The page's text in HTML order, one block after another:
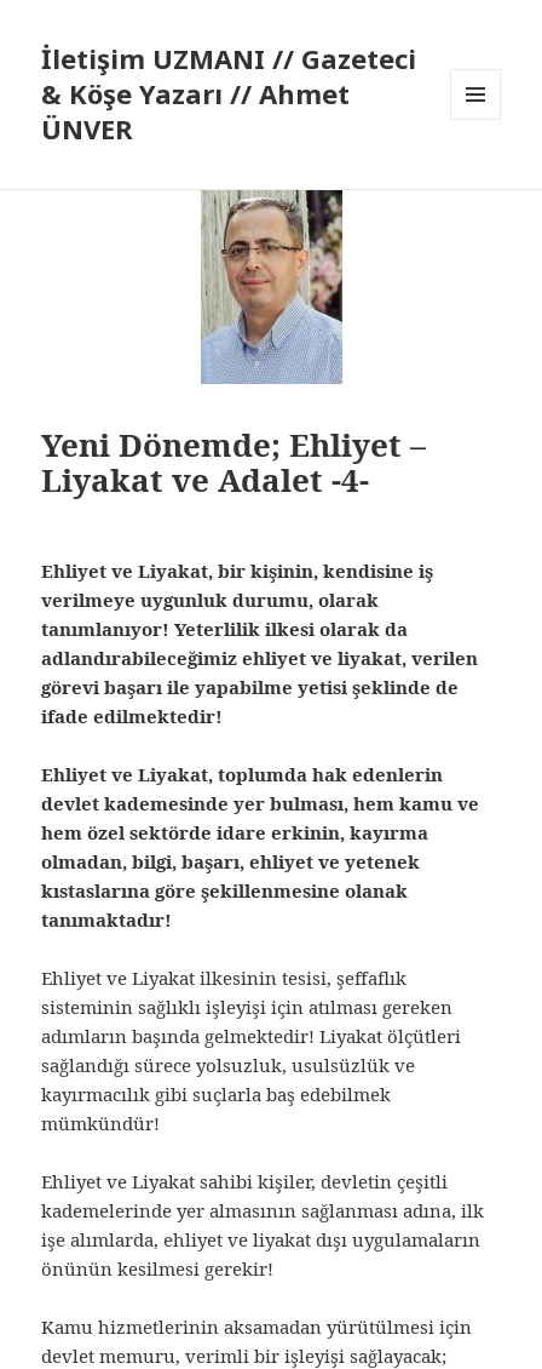
İletişim UZMANI // Gazeteci
& Köşe Yazarı // Ahmet
ÜNVER
Yeni Dönemde; Ehliyet –
Liyakat ve Adalet -4-
Ehliyet ve Liyakat, bir kişinin, kendisine iş
verilmeye uygunluk durumu, olarak
tanımlanıyor! Yeterlilik ilkesi olarak da
adlandırabileceğimiz ehliyet ve liyakat, verilen
görevi başarı ile yapabilme yetisi şeklinde de
ifade edilmektedir!
Ehliyet ve Liyakat, toplumda hak edenlerin
devlet kademesinde yer bulması, hem kamu ve
hem özel sektörde idare erkinin, kayırma
olmadan, bilgi, başarı, ehliyet ve yetenek
kıstaslarına göre şekillenmesine olanak
tanımaktadır!
Ehliyet ve Liyakat ilkesinin tesisi, şeffaflık
sisteminin sağlıklı işleyişi için atılması gereken
adımların başında gelmektedir! Liyakat ölçütleri
sağlandığı sürece yolsuzluk, usulsüzlük ve
kayırmacılık gibi suçlarla baş edebilmek
mümkündür!
Ehliyet ve Liyakat sahibi kişiler, devletin çeşitli
kademelerinde yer almasının sağlanması adına, ilk
işe alımlarda, ehliyet ve liyakat dışı uygulamaların
önünün kesilmesi gerekir!
Kamu hizmetlerinin aksamadan yürütülmesi için
devlet memuru, verimli bir işleyişi sağlayacak;